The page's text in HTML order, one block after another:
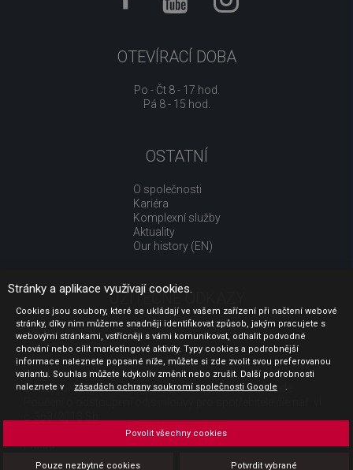
OTEVÍRACÍ DOBA
Po - Čt 8 - 17 hod.
Pá 8 - 15 hod.
OSTATNÍ
O společnosti
Kariéra
Komplexní služby
Aktuality
Our history (EN)
UŽITEČNÉ ODKAZY
Jak nakupovat
Obchodní podmínky
GDPR - ochrana osobních údajů
Profil zadavatele
Sdělení před uzavřením kupní smlouvy pro spotřebitele
Platba
Stránky a aplikace využívají cookies.
Cookies jsou soubory, které se ukládají ve vašem zařízení při načtení webové
stránky, díky nim můžeme snadněji identifikovat způsob, jakým pracujete s
webovými stránkami, vstřícněji s vámi komunikovat, odhalit podvodné
chování nebo cílit marketingové aktivity. Typy cookies a podrobnější
informace naleznete popsané níže, můžete si zde zvolit svou preferovanou
variantu. Souhlas můžete kdykoliv změnit nebo zrušit. Další podrobnosti
naleznete v
zásadách ochrany soukromí společnosti Google .
Pouze nezbytné cookies Potvrdit vybrané
Povolit všechny cookies